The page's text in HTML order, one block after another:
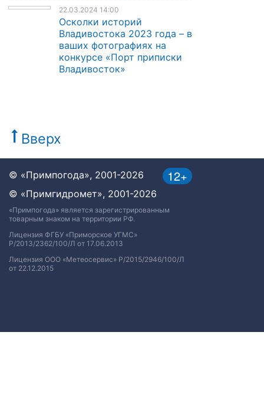
22.03.2024 14:00
Осколки историй
Владивостока 2023 года – в
ваших фотографиях на
конкурсе «Порт приписки
Владивосток»
Вверх
12+
© «Примпогода», 2001-2026
© «Примгидромет», 2001-2026
«Примпогода» является зарегистрированным
товарным знаком на территории РФ.
Лицензия ФГБУ «Приморское УГМС»
Р/2013/2362/100/Л от 17.06.2013
Лицензия ООО «Метеосервис» Р/2015/2946/100/Л
от 22.12.2015